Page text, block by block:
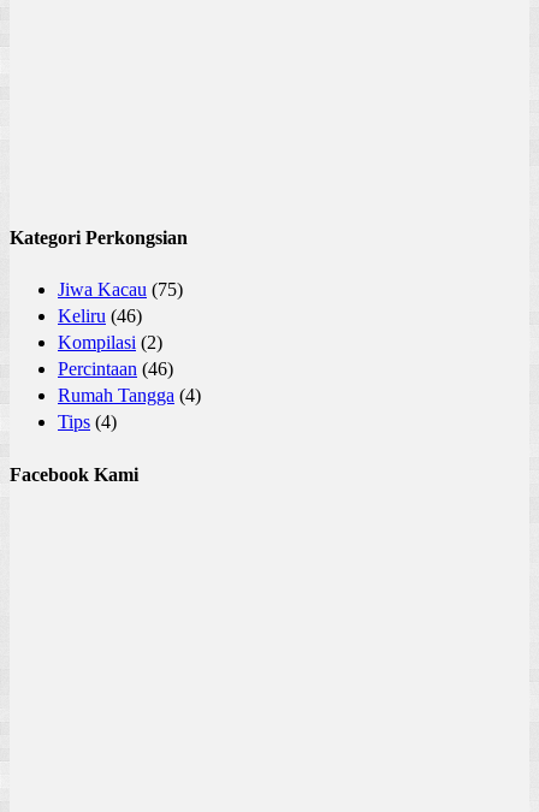
Kategori Perkongsian
Jiwa Kacau (75)
Keliru (46)
Kompilasi (2)
Percintaan (46)
Rumah Tangga (4)
Tips (4)
Facebook Kami